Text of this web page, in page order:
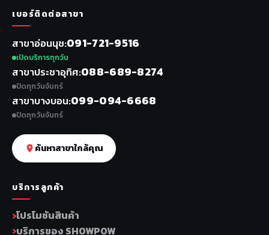
เบอร์ติดต่อสาขา
สาขาอ่อนนุช 091-721-9516
เปิดบริการทุกวัน
สาขาประชาอุทิศ 088-689-8274
ปิดทุกวันจันทร์
สาขาบางบอน 099-094-6668
ปิดทุกวันจันทร์
ค้นหาสาขาใกล้คุณ
บริการลูกค้า
โปรโมชันสินค้า
บริการของ SHOWPOW